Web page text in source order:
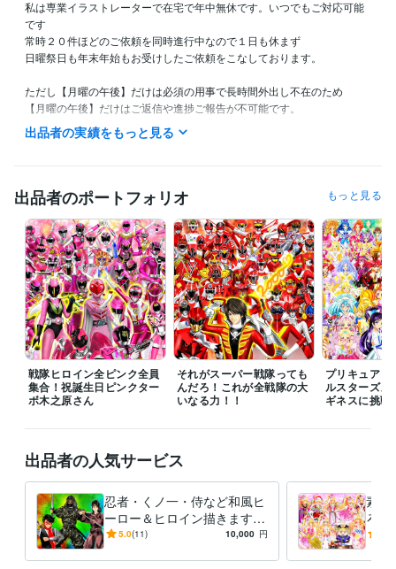
私は専業イラストレーターで在宅で年中無休です。いつでもご対応可能
です
常時２０件ほどのご依頼を同時進行中なので１日も休まず
日曜祭日も年末年始もお受けしたご依頼をこなしております。
ただし【月曜の午後】だけは必須の用事で長時間外出し不在のため
【月曜の午後】だけはご返信や進捗ご報告が不可能です。
また私の生活は体調によって夜型だったり昼型だったり変化し不規則で
ご理解いただけますと幸いです。
受賞歴
ネットでイラスト＆コミック公開
プログラミング言語・フレームワーク
COBOL:1年
ビジネス・クリエイティブツール
Adobe Photoshop:20年Filmora:5年Excel:10年PowerPoint:5年
Word:5年
その他ツール
イラスト作成・漫画制作 イラスト　ロゴ　デザイン　動画　小説
ラスト　ロゴ　デザイン　動画　小説
アニメ コミック 特撮 ゲーム
出品者の実績をもっと見る
出品者のポートフォリオ もっと見る
戦隊ヒロイン全ピンク全員
集合！祝誕生日ピンクター
ボ木之原さん
それがスーパー戦隊っても
んだろ！これが全戦隊の大
いなる力！！
プリキュア１
ルスターズ
ギネスに挑戦
出品者の人気サービス
忍者・くノ一・侍など和風ヒ
ーロー＆ヒロイン描きます
いかなるご指示でもイラスト
5.0(11) 10,000 円
素敵
ろな
ご希